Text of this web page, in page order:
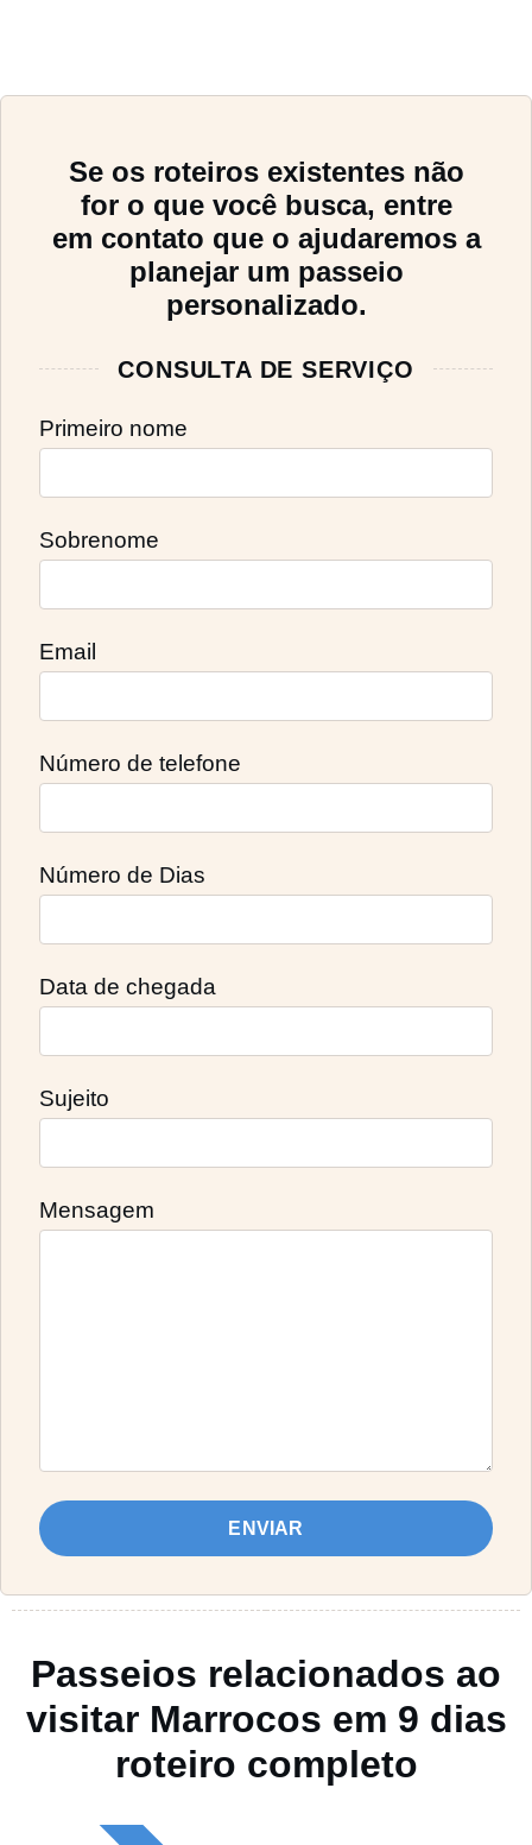
Se os roteiros existentes não
for o que você busca, entre
em contato que o ajudaremos a
planejar um passeio
personalizado.
CONSULTA DE SERVIÇO
Primeiro nome
Sobrenome
Email
Número de telefone
Número de Dias
Data de chegada
Sujeito
Mensagem
ENVIAR
Passeios relacionados ao
visitar Marrocos em 9 dias
roteiro completo